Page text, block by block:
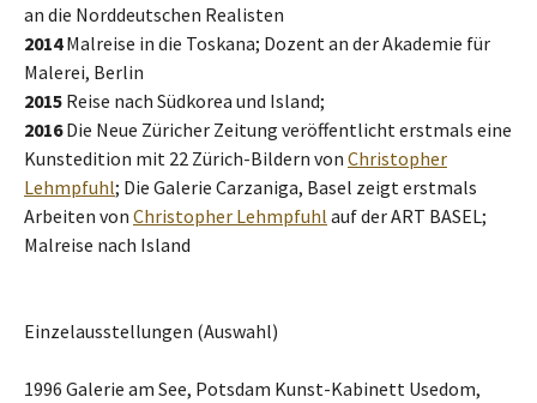
an die Norddeutschen Realisten
2014Malreise in die Toskana; Dozent an der Akademie für
Malerei, Berlin
2015 Reise nach Südkorea und Island;
2016Die Neue Züricher Zeitung veröffentlicht erstmals eine
Kunstedition mit 22 Zürich-Bildern von Christopher
Lehmpfuhl; Die Galerie Carzaniga, Basel zeigt erstmals
Arbeiten von Christopher Lehmpfuhl auf der ART BASEL;
Malreise nach Island
Einzelausstellungen (Auswahl)
1996 Galerie am See, Potsdam Kunst-Kabinett Usedom,